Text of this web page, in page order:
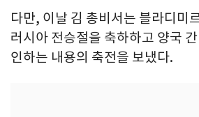
다만, 이날 김 총비서는 블라디미
러시아 전승절을 축하하고 양국
인하는 내용의 축전을 보냈다.